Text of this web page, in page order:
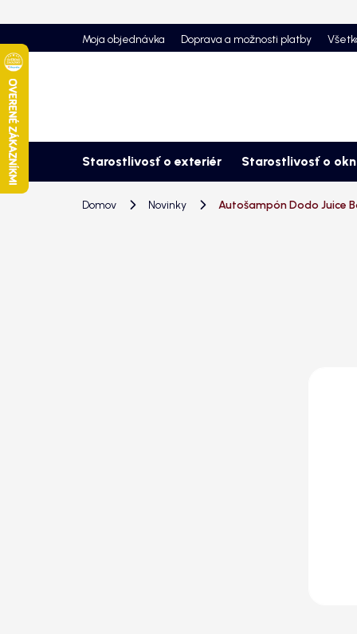
na
obsah
Moja objednávka Doprava a možnosti platby
Starostlivosť o exteriér Starostlivosť o
Domov Novinky Autošampón Dodo Juice